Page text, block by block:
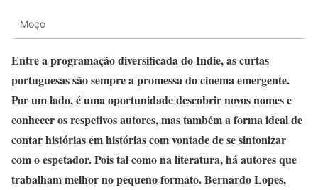
Moço
Entre a programação diversificada do Indie, as curtas
portuguesas são sempre a promessa do cinema emergente.
Por um lado, é uma oportunidade descobrir novos nomes e
conhecer os respetivos autores, mas também a forma ideal de
contar histórias em histórias com vontade de se sintonizar
com o espetador. Pois tal como na literatura, há autores que
trabalham melhor no pequeno formato. Bernardo Lopes,